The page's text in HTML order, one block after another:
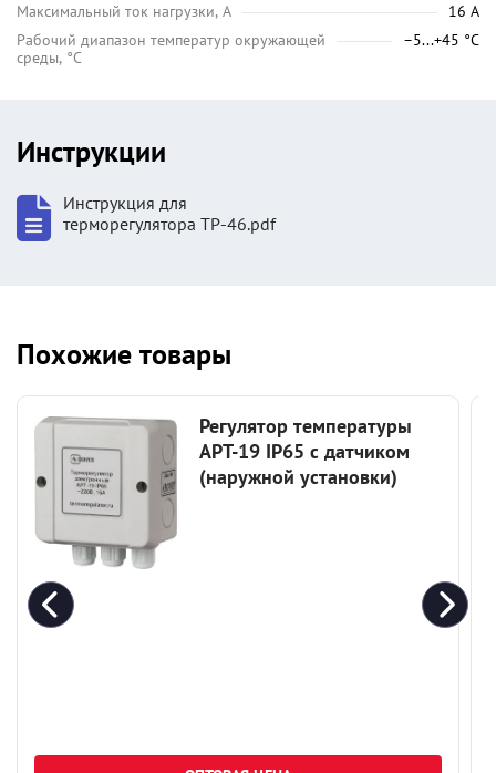
Максимальный ток нагрузки, А
16 А
Рабочий диапазон температур окружающей
среды, °C
–5...+45 °С
Инструкции
Инструкция для
терморегулятора ТР-46.pdf
Похожие товары
Регулятор температуры
АРТ-19 IP65 c датчиком
(наружной установки)